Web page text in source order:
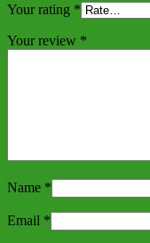
Your rating *
Your review *
Name *
Email *